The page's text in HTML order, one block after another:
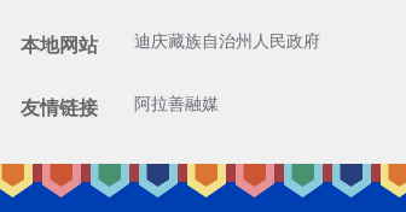
本地网站 迪庆藏族自治州人民政府
友情链接 阿拉善融媒